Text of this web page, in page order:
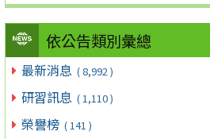
依公告類別彙總
最新消息 ( 8,992 )
研習訊息 ( 1,110 )
榮譽榜 ( 141 )